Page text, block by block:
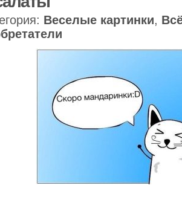
Веселые картинки,